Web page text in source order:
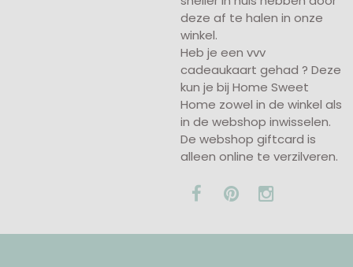
deze af te halen in onze
winkel.
Heb je een vvv
cadeaukaart gehad ? Deze
kun je bij Home Sweet
Home zowel in de winkel als
in de webshop inwisselen.
De webshop giftcard is
alleen online te verzilveren.